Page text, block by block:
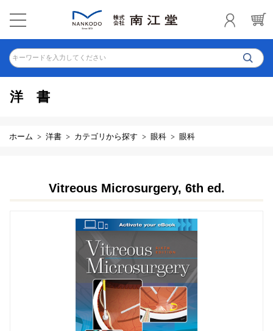
キーワードを入力してください
洋書
ホーム 洋書 カテゴリから探す 眼科 眼科
Vitreous Microsurgery, 6th ed.